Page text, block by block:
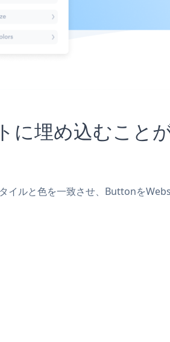
埋め込むこと
ルと色を一致させ、Buttonを